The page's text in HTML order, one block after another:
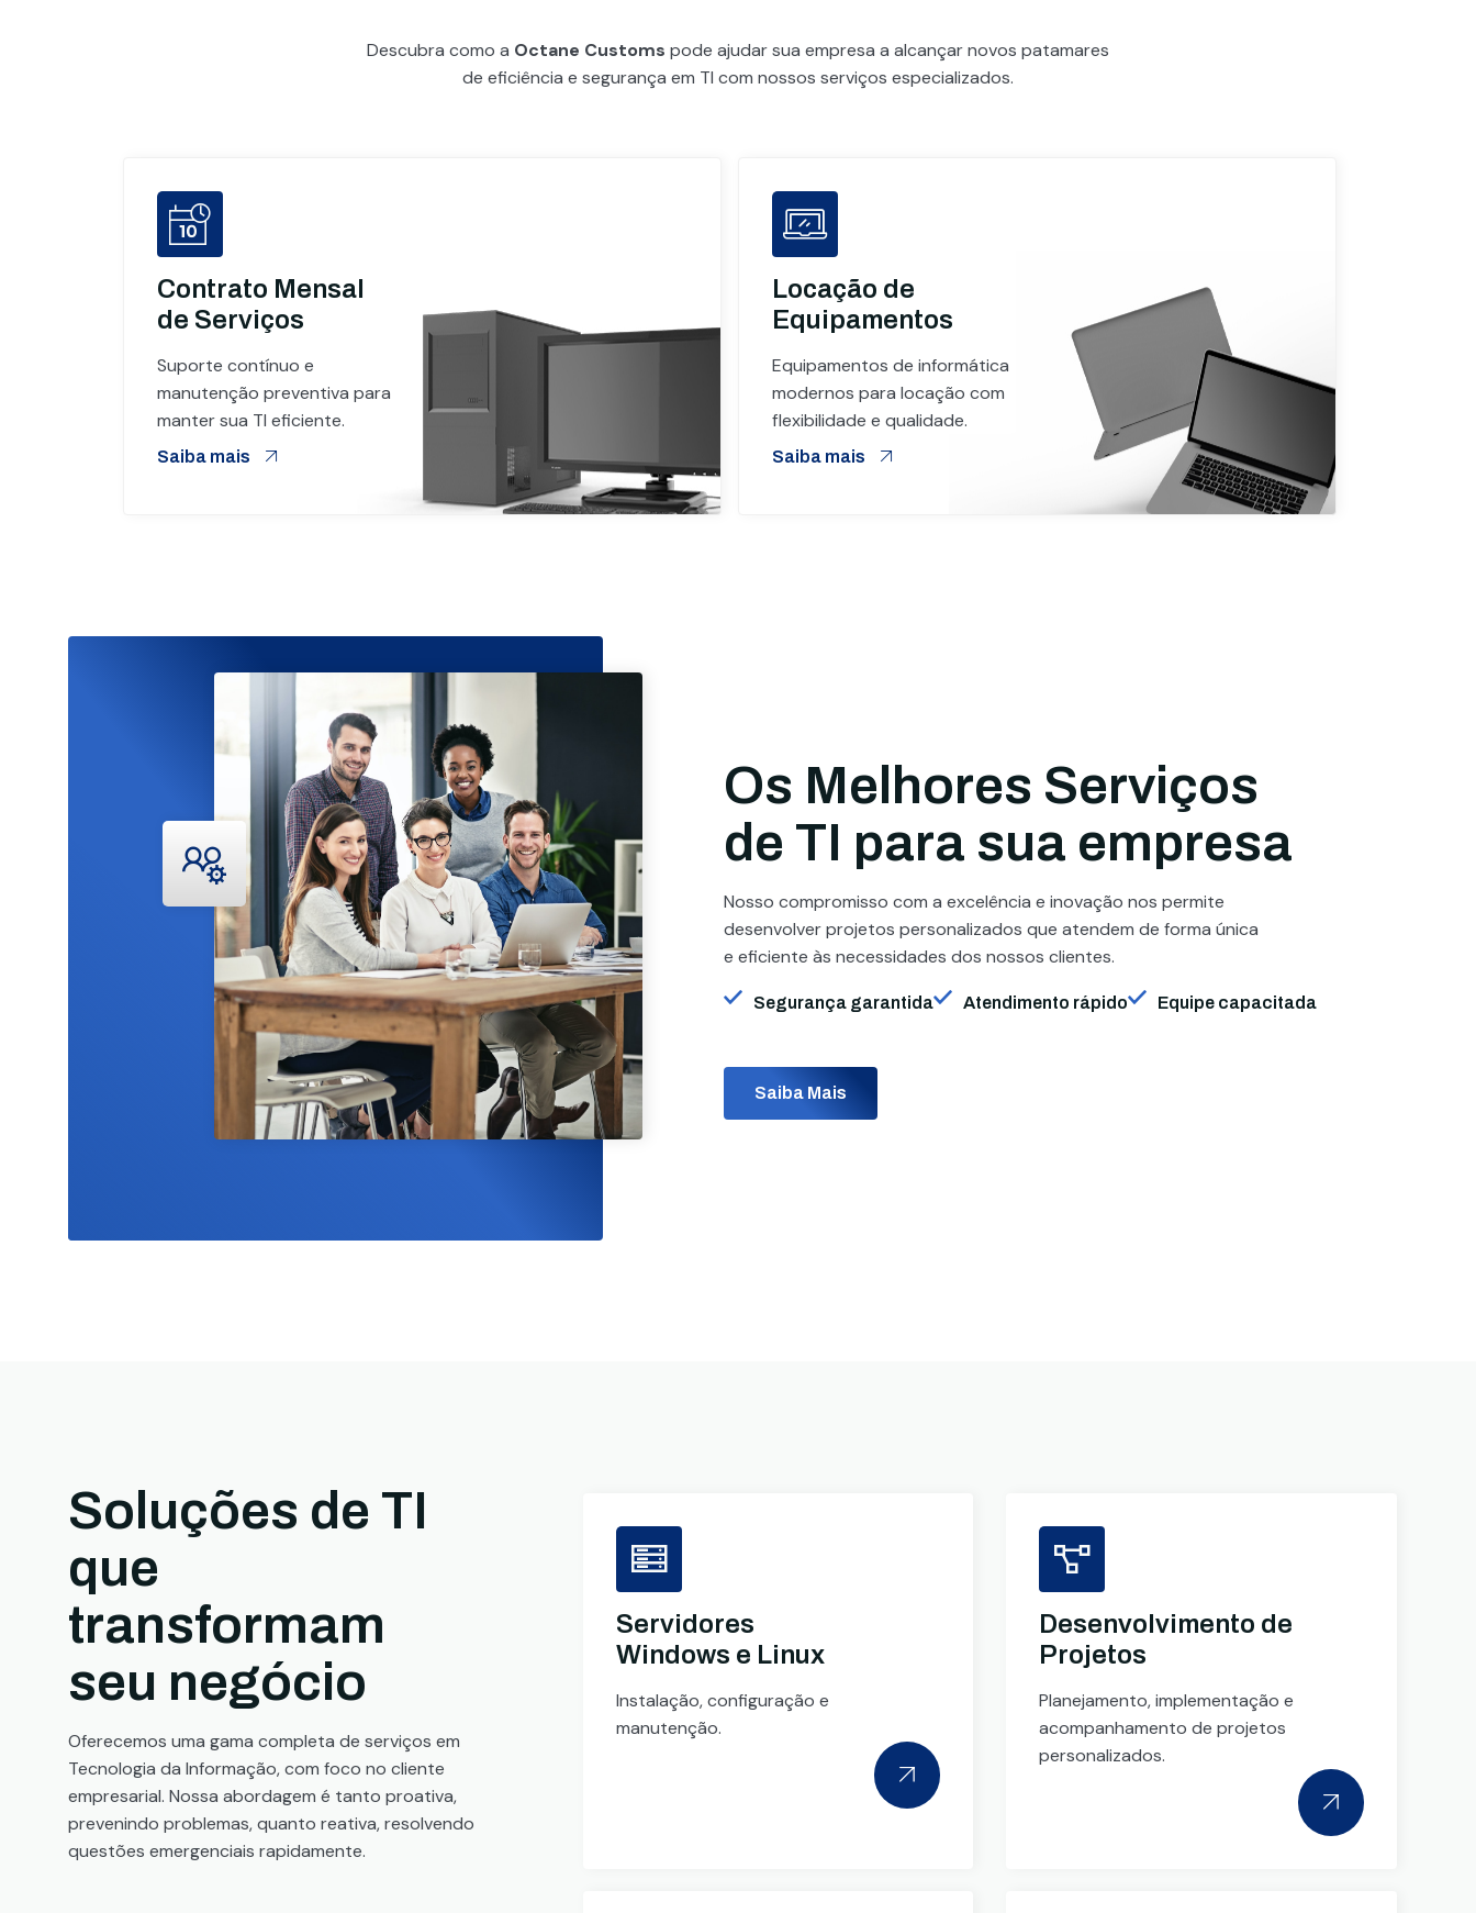
Descubra como a Octane Customs pode ajudar sua empresa a alcançar novos patamares
de eficiência e segurança em TI com nossos serviços especializados.
Contrato Mensal
de Serviços
Suporte contínuo e
manutenção preventiva para
manter sua TI eficiente.
Saiba mais
Locação de
Equipamentos
Equipamentos de informática
modernos para locação com
flexibilidade e qualidade.
Saiba mais
Os Melhores Serviços
de TI para sua empresa
Nosso compromisso com a excelência e inovação nos permite
desenvolver projetos personalizados que atendem de forma única
e eficiente às necessidades dos nossos clientes.
Segurança garantida Atendimento rápido Equipe capacitada
Saiba Mais
Soluções de TI
que
transformam
seu negócio
Oferecemos uma gama completa de serviços em
Tecnologia da Informação, com foco no cliente
empresarial. Nossa abordagem é tanto proativa,
prevenindo problemas, quanto reativa, resolvendo
questões emergenciais rapidamente.
Servidores
Windows e Linux
Instalação, configuração e
manutenção.
Desenvolvimento de
Projetos
Planejamento, implementação e
acompanhamento de projetos
personalizados.